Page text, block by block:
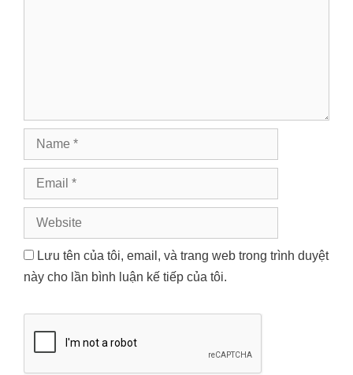
Name
Email
Website
Lưu tên của tôi, email, và trang web trong trình duyệt
này cho lần bình luận kế tiếp của tôi.